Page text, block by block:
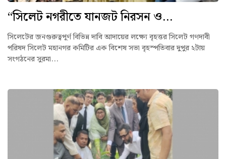
“সিলেট নগরীতে যানজট নিরসন ও...
সিলেটের জনগুরুত্বপূর্ণ বিভিন্ন দাবি আদায়ের লক্ষ্যে বৃহত্তর সিলেট গণদাবী
পরিষদ সিলেট মহানগর কমিটির এক বিশেষ সভা বৃহস্পতিবার দুপুর ২টায়
সংগঠনের সুরমা...